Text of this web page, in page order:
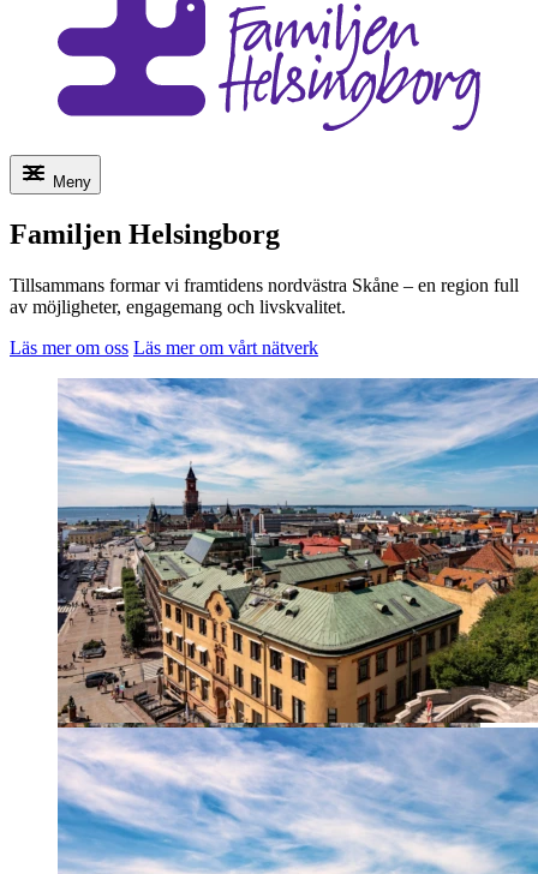
Meny
Familjen Helsingborg
Tillsammans formar vi framtidens nordvästra Skåne – en region full
av möjligheter, engagemang och livskvalitet.
Läs mer om oss Läs mer om vårt nätverk